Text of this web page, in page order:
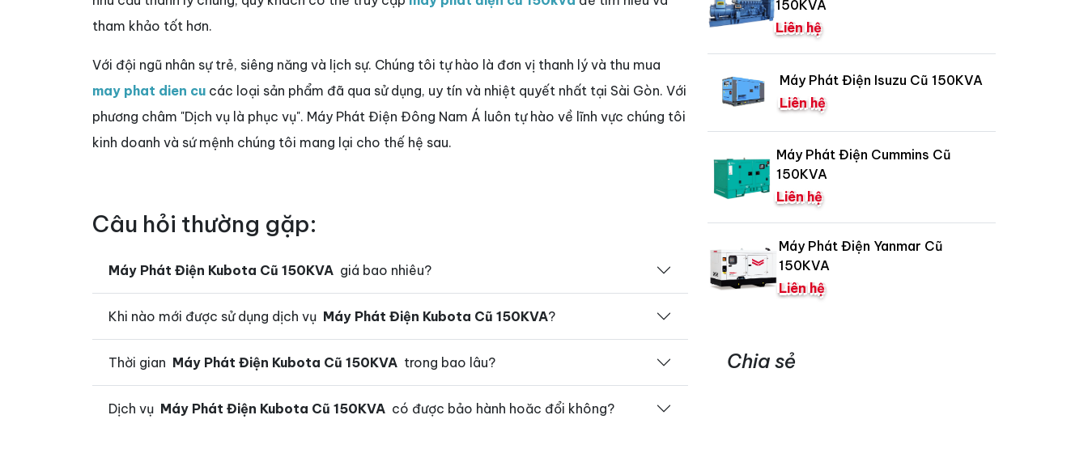
tham khảo tốt hơn.
Với đội ngũ nhân sự trẻ, siêng năng và lịch sự. Chúng tôi tự hào là đơn vị thanh lý và thu mua
may phat dien cu các loại sản phẩm đã qua sử dụng, uy tín và nhiệt quyết nhất tại Sài Gòn. Với
phương châm "Dịch vụ là phục vụ". Máy Phát Điện Đông Nam Á luôn tự hào về lĩnh vực chúng tôi
kinh doanh và sứ mệnh chúng tôi mang lại cho thế hệ sau.
Câu hỏi thường gặp:
Máy Phát Điện Kubota Cũ 150KVA giá bao nhiêu?
Khi nào mới được sử dụng dịch vụ Máy Phát Điện Kubota Cũ 150KVA?
Thời gian Máy Phát Điện Kubota Cũ 150KVA trong bao lâu?
Dịch vụ Máy Phát Điện Kubota Cũ 150KVA có được bảo hành hoăc đổi không?
150KVA
Liên hệ
Máy Phát Điện Isuzu Cũ 150KVA
Liên hệ
Máy Phát Điện Cummins Cũ
150KVA
Liên hệ
Máy Phát Điện Yanmar Cũ
150KVA
Liên hệ
Chia sẻ